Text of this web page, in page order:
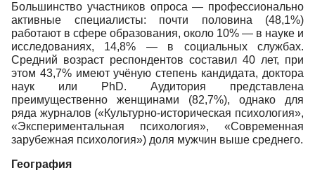
Большинство участников опроса — профессионально
активные специалисты: почти половина (48,1%)
работают в сфере образования, около 10% — в науке и
исследованиях, 14,8% — в социальных службах.
Средний возраст респондентов составил 40 лет, при
этом 43,7% имеют учёную степень кандидата, доктора
наук или PhD. Аудитория представлена
преимущественно женщинами (82,7%), однако для
ряда журналов («Культурно-историческая психология»,
«Экспериментальная психология», «Современная
зарубежная психология») доля мужчин выше среднего.
География